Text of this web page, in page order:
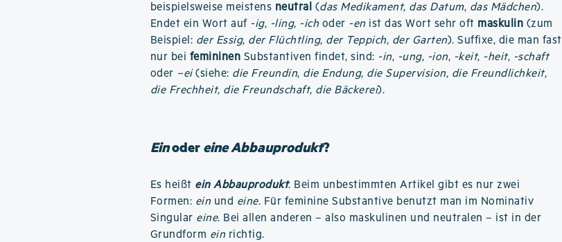
beispielsweise meistens neutral (das Medikament, das Datum, das Mädchen).
Endet ein Wort auf -ig, -ling, -ich oder -en ist das Wort sehr oft maskulin (zum
Beispiel: der Essig, der Flüchtling, der Teppich, der Garten). Suffixe, die man fast
nur bei femininen Substantiven findet, sind: -in, -ung, -ion, -keit, -heit, -schaft
oder –ei(siehe: die Freundin, die Endung, die Supervision, die Freundlichkeit,
die Frechheit, die Freundschaft, die Bäckerei).
Einodereine Abbauprodukt?
Es heißt ein Abbauprodukt. Beim unbestimmten Artikel gibt es nur zwei
Formen: ein und eine. Für feminine Substantive benutzt man im Nominativ
Singular eine. Bei allen anderen – also maskulinen und neutralen – ist in der
Grundform ein richtig.